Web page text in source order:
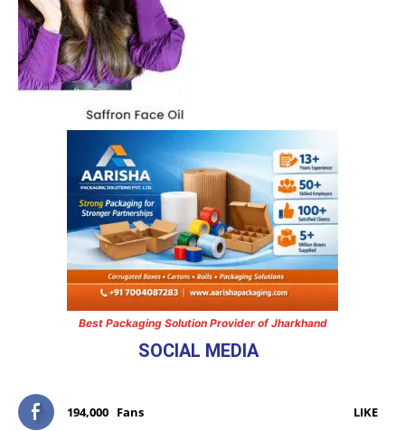
Best Packaging Solution Provider of Jharkhand
SOCIAL MEDIA
194,000 Fans LIKE